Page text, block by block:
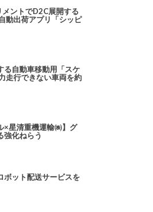
メントでD2C展開する
動出荷アプリ「シッピ
る自動車移動用「スケ
走行できない車両を約
×星清重機運輸㈱】グ
強化ねらう
ボット配送サービスを